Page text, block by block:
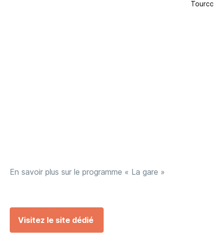
En savoir plus sur le programme « La gare »
Visitez le site dédié